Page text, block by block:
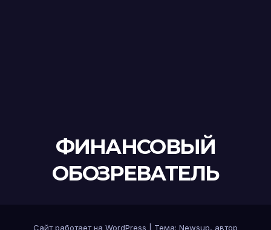
ФИНАНСОВЫЙ
ОБОЗРЕВАТЕЛЬ
Сайт работает на WordPress Тема: Newsup, автор